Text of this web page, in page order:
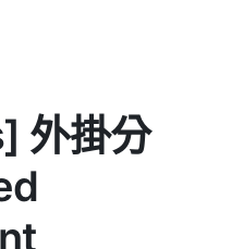
外掛分